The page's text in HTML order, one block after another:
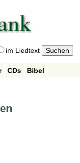
im Liedtext
CDs
Bibel